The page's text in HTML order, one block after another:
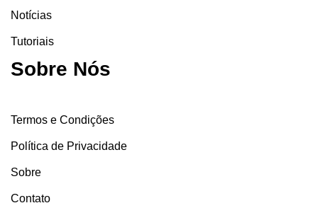
Notícias
Tutoriais
Sobre Nós
Termos e Condições
Política de Privacidade
Sobre
Contato